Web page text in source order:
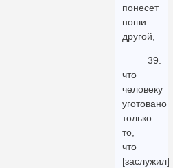
понесет
ноши
другой,
39.
что
человеку
уготовано
только
то,
что
[заслужил]